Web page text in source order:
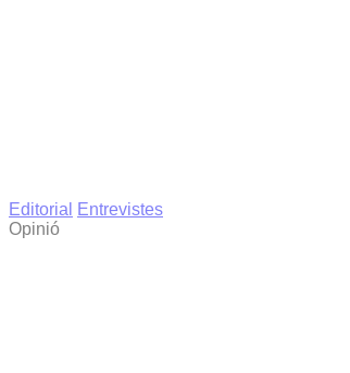
Editorial
Entrevistes
Opinió